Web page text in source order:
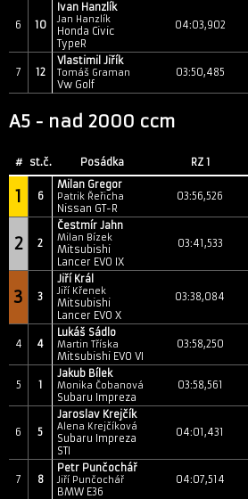
6 10
Ivan Hanzlík
Jan Hanzlík
Honda Civic
TypeR
04:03,902
7 12
Vlastimil Jiřík
Tomáš Graman
Vw Golf
03:50,485
A5 - nad 2000 ccm
# st.č. Posádka RZ 1
1 6
Milan Gregor
Patrik Řeřicha
Nissan GT-R
03:56,526
2 2
Čestmír Jahn
Milan Bízek
Mitsubishi
Lancer EVO IX
03:41,533
3 3
Jiří Král
Jiří Křenek
Mitsubishi
Lancer EVO X
03:38,084
4 4
Lukáš Sádlo
Martin Tříska
Mitsubishi EVO VI
03:58,250
5 1
Jakub Bílek
Monika Čobanová
Subaru Impreza
03:58,561
6 5
Jaroslav Krejčík
Alena Krejčíková
Subaru Impreza
STI
04:01,431
7 8
Petr Punčochář
Jiří Punčochář
BMW E36
04:07,514